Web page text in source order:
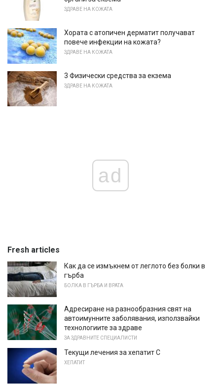
ЗДРАВЕ НА КОЖАТА
Хората с атопичен дерматит получават
повече инфекции на кожата?
ЗДРАВЕ НА КОЖАТА
3 Физически средства за екзема
ЗДРАВЕ НА КОЖАТА
ad
Fresh articles
Как да се измъкнем от леглото без болки в
гърба
БОЛКА В ГЪРБА И ВРАТА
Адресиране на разнообразния свят на
автоимунните заболявания, използвайки
технологиите за здраве
ЗА ЗДРАВНИТЕ СПЕЦИАЛИСТИ
Текущи лечения за хепатит С
ХЕПАТИТ